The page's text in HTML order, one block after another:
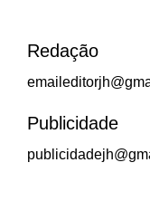
Redação
Publicidade